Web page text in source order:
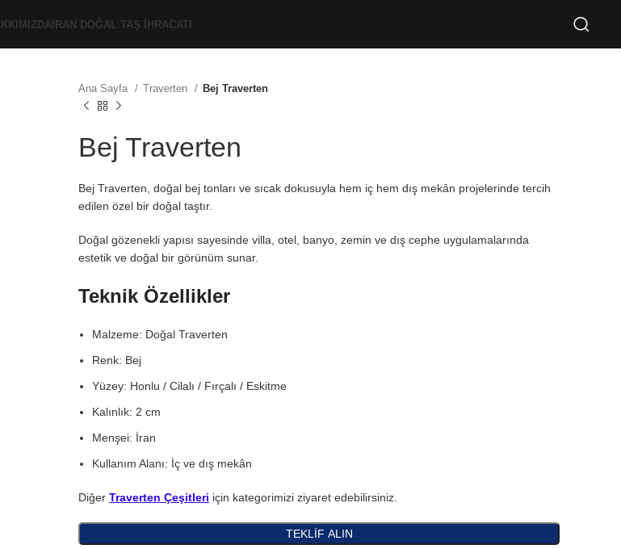
İRAN DOĞAL TAŞ İHRACATI
Ana Sayfa Traverten Bej Traverten
Bej Traverten
Bej Traverten, doğal bej tonları ve sıcak dokusuyla hem iç hem dış mekân projelerinde tercih
edilen özel bir doğal taştır.
Doğal gözenekli yapısı sayesinde villa, otel, banyo, zemin ve dış cephe uygulamalarında
estetik ve doğal bir görünüm sunar.
Teknik Özellikler
Malzeme: Doğal Traverten
Renk: Bej
Yüzey: Honlu / Cilalı / Fırçalı / Eskitme
Kalınlık: 2 cm
Menşei: İran
Kullanım Alanı: İç ve dış mekân
Diğer Traverten Çeşitleri için kategorimizi ziyaret edebilirsiniz.
TEKLİF ALIN